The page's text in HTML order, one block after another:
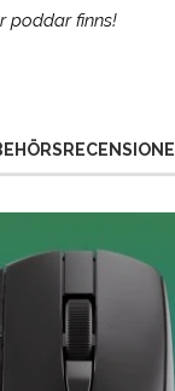
poddar finns!